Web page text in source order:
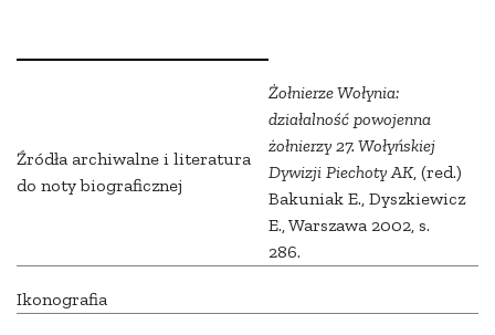
Źródła archiwalne i literatura
do noty biograficznej
Żołnierze Wołynia:
działalność powojenna
żołnierzy 27. Wołyńskiej
Dywizji Piechoty AK, (red.)
Bakuniak E., Dyszkiewicz
E., Warszawa 2002, s.
286.
Ikonografia